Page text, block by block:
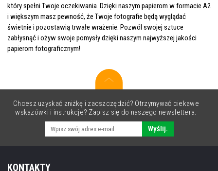
który spełni Twoje oczekiwania. Dzięki naszym papierom w formacie A2
i większym masz pewność, że Twoje fotografie będą wyglądać
świetnie i pozostawią trwałe wrażenie. Pozwól swojej sztuce
zabłysnąć i ożyw swoje pomysły dzięki naszym najwyższej jakości
papierom fotograficznym!
Chcesz uzyskać zniżkę i zaoszczędzić? Otrzymywać ciekawe
wskazówki i instrukcje? Zapisz się do naszego newslettera.
Wyślij.
KONTAKTY